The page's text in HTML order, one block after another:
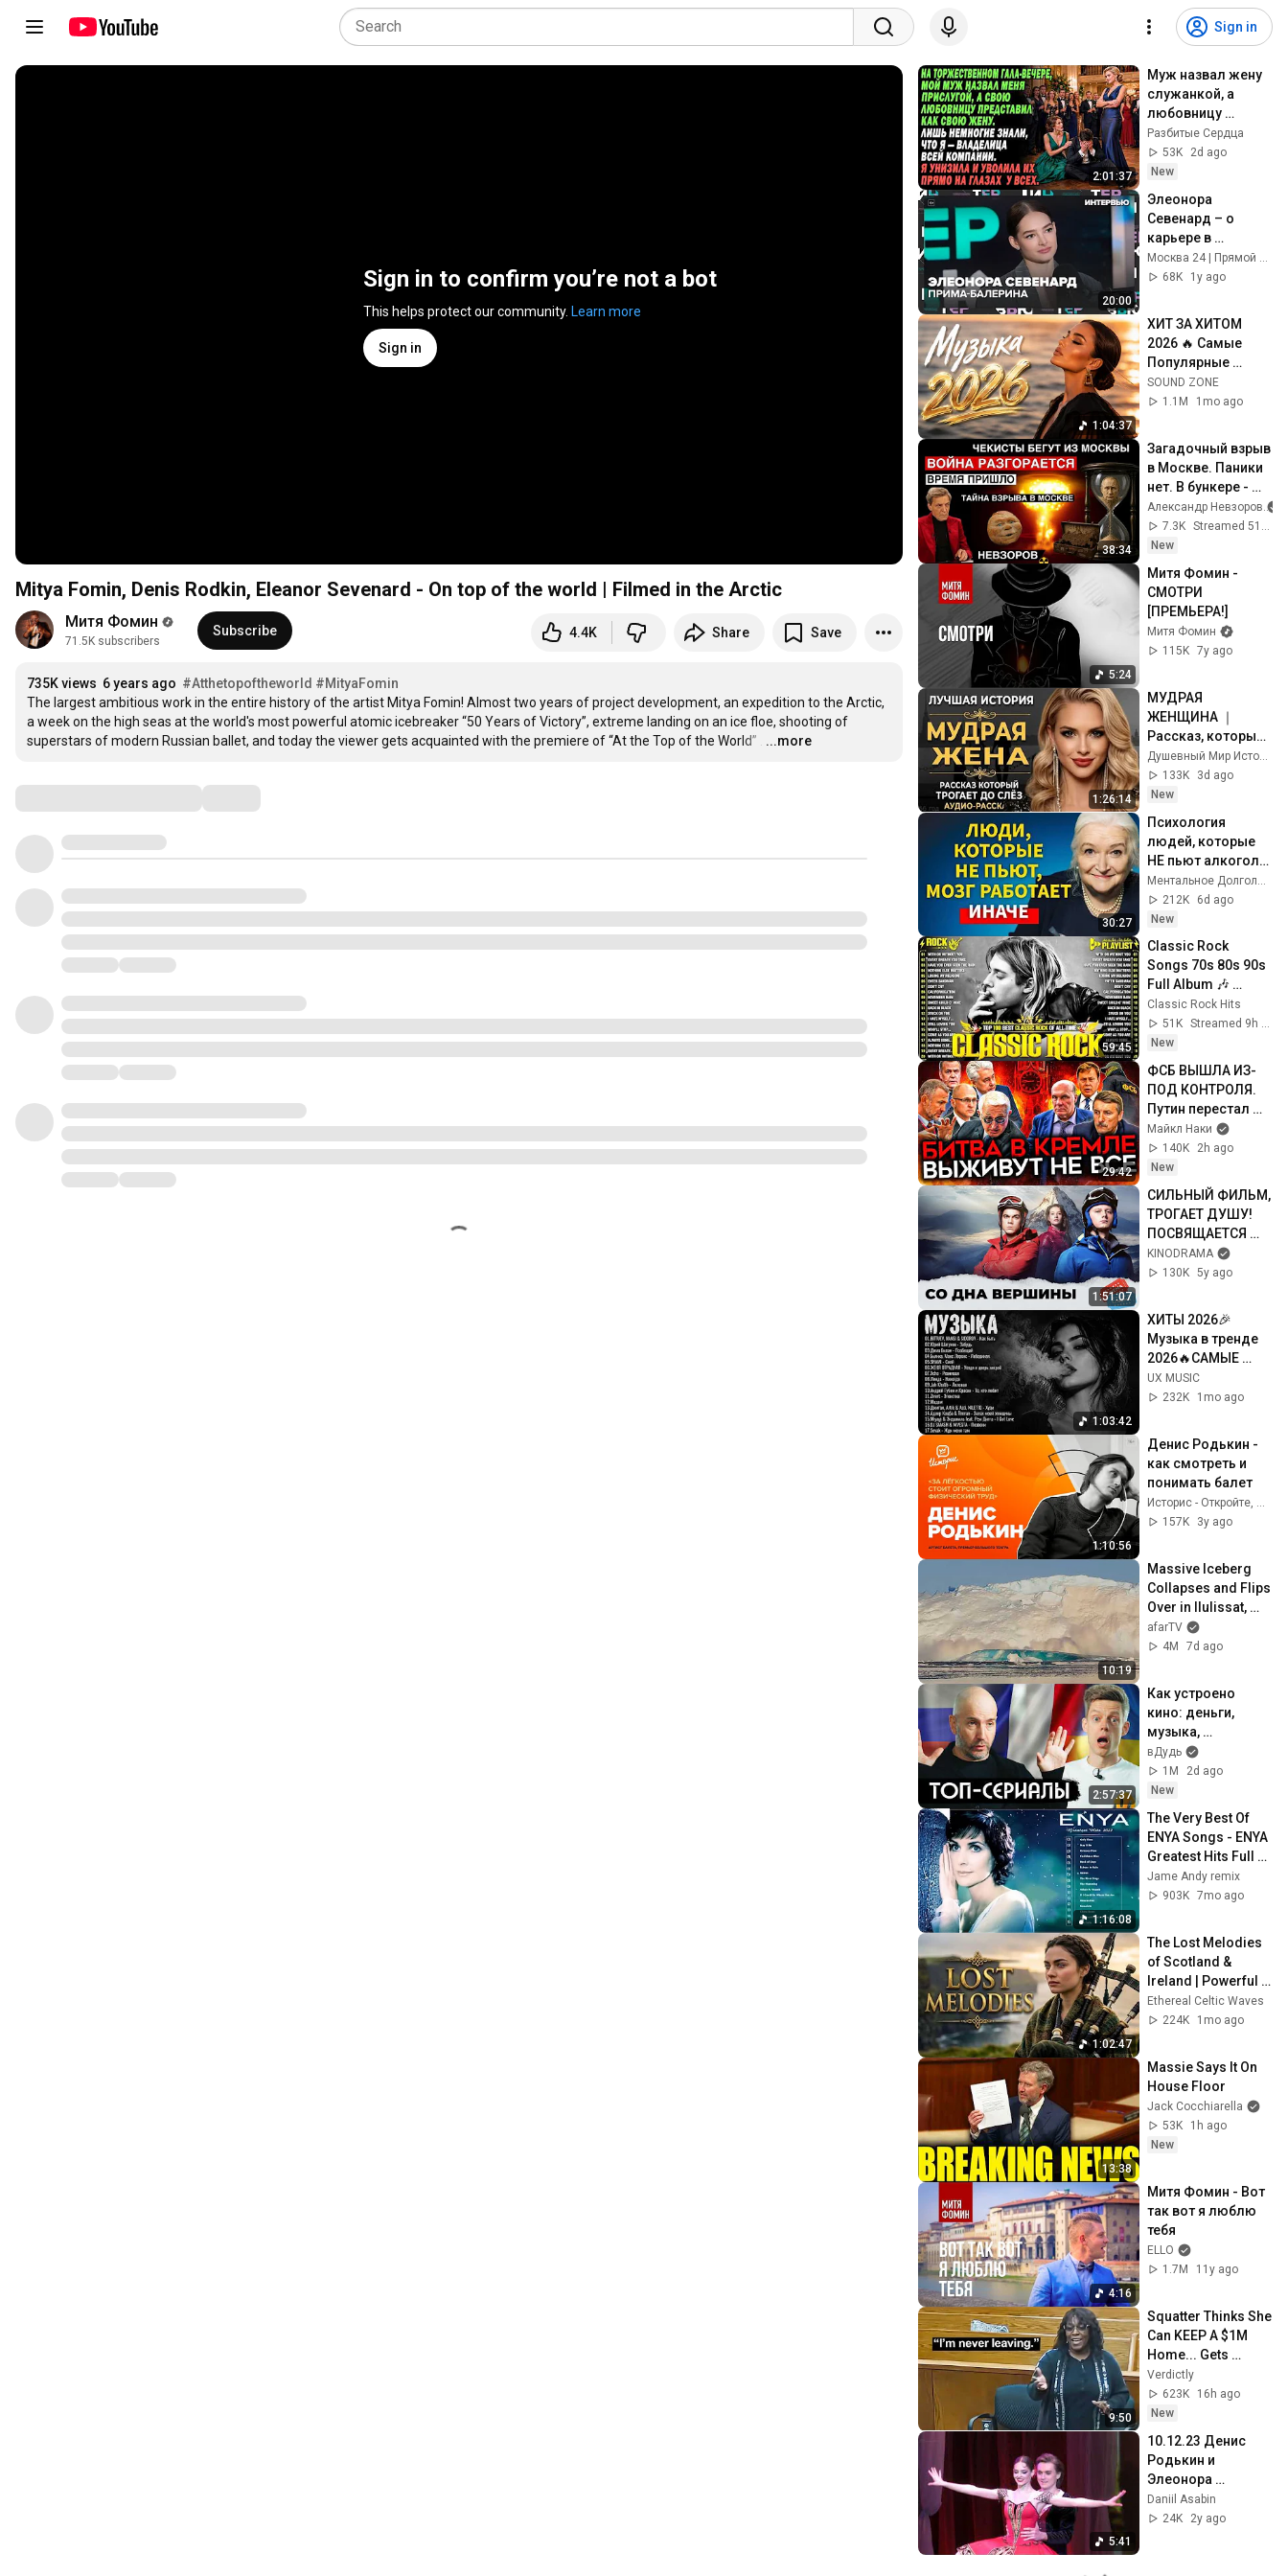
Sign in
Sign in to confirm you’re not a bot
This helps protect our community. Learn more
Sign in
Mitya Fomin, Denis Rodkin, Eleanor Sevenard - On top of the world | Filmed in the Arctic
Митя Фомин
71.5K subscribers
Subscribe 4.4K Share Save
735K views 6 years ago #Atthetopoftheworld #MityaFomin
The largest ambitious work in the entire history of the artist Mitya Fomin! Almost two years of project development, an expedition to the Arctic,
a week on the high seas at the world's most powerful atomic icebreaker “50 Years of Victory”, extreme landing on an ice floe, shooting of
superstars of modern Russian ballet, and today the viewer gets acquainted with the premiere of “At the Top of the World” .
…
...more
2:01:37
Муж назвал жену
служанкой, а
любовницу
представил
супругой — но
вскоре потерял
Разбитые Сердца
53K
2d ago
New
20:00
Элеонора
Севенард – о
карьере в
Большом театре -
Интервью Москва
Москва 24 | Прямой эфир Москва 24
68K
1y ago
1:04:37
ХИТ ЗА ХИТОМ
2026 🔥 Самые
Популярные
Песни Года
#музыка
SOUND ZONE
1.1M
1mo ago
38:34
Загадочный взрыв
в Москве. Паники
нет. В бункере -
прекрасное
настроение.
Страшно бояться.
Александр Невзоров
7.3K
New
5:24
Митя Фомин -
СМОТРИ
[ПРЕМЬЕРА!]
Митя Фомин
115K 7y ago
1:26:14
МУДРАЯ
ЖЕНЩИНА ｜
Рассказ, который
трогает до
глубины души.
Очень сильная
рассказ.
133K
3d ago
New
30:27
Психология
людей, которые
НЕ пьют алкоголь
(согласно
нейронауке) |
Татьяна
Черниговская
Ментальное Долголетие and 2 more
212K
6d ago
New
59:45
Classic Rock
Songs 70s 80s 90s
Full Album 🎶
Nirvana, Guns N'
Roses, AC/DC, Bon
Jovi, Metallica, U2
Classic Rock Hits
51K
Streamed 9h ago
New
29:42
ФСБ ВЫШЛА ИЗ-
ПОД КОНТРОЛЯ.
Путин перестал
устраивать даже
своих
Майкл Наки
140K
2h ago
New
1:51:07
СИЛЬНЫЙ ФИЛЬМ,
ТРОГАЕТ ДУШУ!
ПОСВЯЩАЕТСЯ
ПОДВИГУ
ПАРАЛИМПИЙЦЕВ!
KINO DRAMA
KINODRAMA
130K 5y ago
1:03:42
ХИТЫ 2026🎉
Музыка в тренде
2026🔥САМЫЕ
ЛУЧШИЕ ПЕСНИ
2026🔥Лучшие
Новинки 2026
Музыки
UX MUSIC
232K
1mo ago
1:10:56
Денис Родькин -
как смотреть и
понимать балет
Историс - Откройте, Давид!
157K
3y ago
10:19
Massive Iceberg
Collapses and Flips
Over in Ilulissat,
Greenland | Full
Event in 4K! (July
afarTV
4M
7d ago
2:57:37
Как устроено
кино: деньги,
музыка,
лицемерие,
Голливуд / вДудь
вДудь
1M
2d ago
New
1:16:08
The Very Best Of
ENYA Songs - ENYA
Greatest Hits Full
Album - ENYA
Collection 2025
Jame Andy remix
903K 7mo ago
1:02:47
The Lost Melodies
of Scotland &
Ireland | Powerful
Bagpipes & Celtic
Soul
Ethereal Celtic Waves
224K
1mo ago
13:38
Massie Says It On
House Floor
Jack Cocchiarella
53K
1h ago
New
4:16
Митя Фомин - Вот
так вот я люблю
тебя
ELLO
1.7M
11y ago
9:50
Squatter Thinks She
Can KEEP A $1M
Home... Gets
MASSIVE Reality
Check!
Verdictly
623K
16h ago
New
5:41
10.12.23 Денис
Родькин и
Элеонора
Севенард - па-де-
де из балета "Дон
Daniil Asabin
24K
2y ago